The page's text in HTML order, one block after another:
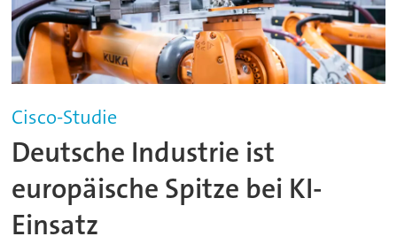
Cisco-Studie
Deutsche Industrie ist
europäische Spitze bei KI-
Einsatz